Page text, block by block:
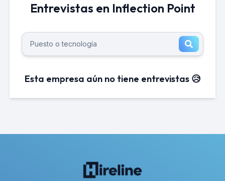
Entrevistas en Inflection Point
Esta empresa aún no tiene entrevistas 😥